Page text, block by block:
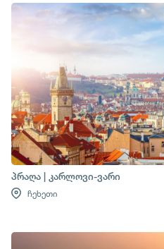
პრაღა | კარლოვი-ვარი
ჩეხეთი